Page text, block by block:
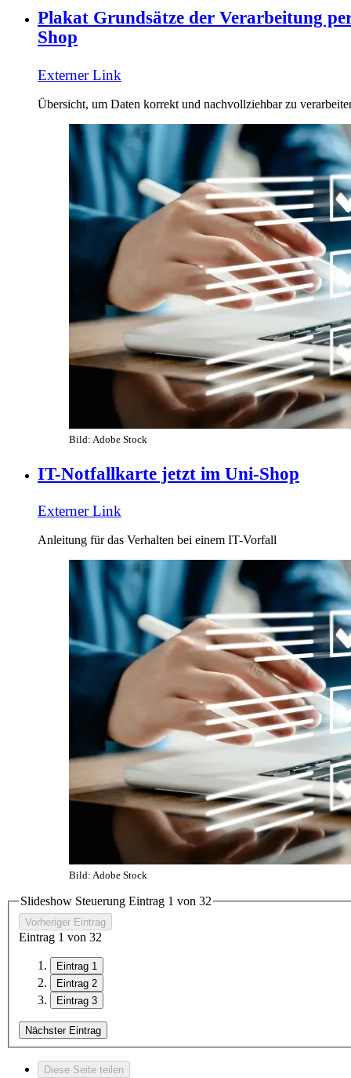
Plakat Grundsätze der Verarbeitung
Shop
Externer Link
Übersicht, um Daten korrekt und nachvollziehbar zu
Bild: Adobe Stock
IT-Notfallkarte jetzt im Uni-Shop
Externer Link
Anleitung für das Verhalten bei einem IT-Vorfall
Bild: Adobe Stock
Slideshow Steuerung Eintrag 1 von 32
Vorheriger Eintrag
Eintrag 1 von 32
Eintrag 1
Eintrag 2
Eintrag 3
Nächster Eintrag
Diese Seite teilen